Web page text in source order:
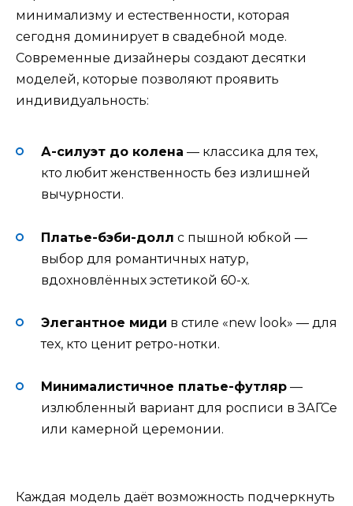
минимализму и естественности, которая
сегодня доминирует в свадебной моде.
Современные дизайнеры создают десятки
моделей, которые позволяют проявить
индивидуальность:
А-силуэт до колена — классика для тех,
кто любит женственность без излишней
вычурности.
Платье-бэби-долл с пышной юбкой —
выбор для романтичных натур,
вдохновлённых эстетикой 60-х.
Элегантное миди в стиле «new look» — для
тех, кто ценит ретро-нотки.
Минималистичное платье-футляр —
излюбленный вариант для росписи в ЗАГСе
или камерной церемонии.
Каждая модель даёт возможность подчеркнуть